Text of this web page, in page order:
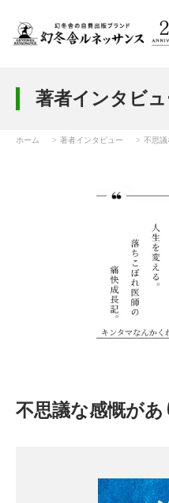
著者インタビ
ホーム 著者インタビュー 不思議
不思議な感慨があ